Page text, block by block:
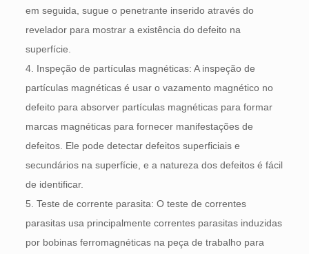
em seguida, sugue o penetrante inserido através do
revelador para mostrar a existência do defeito na
superfície.
4. Inspeção de partículas magnéticas: A inspeção de
partículas magnéticas é usar o vazamento magnético no
defeito para absorver partículas magnéticas para formar
marcas magnéticas para fornecer manifestações de
defeitos. Ele pode detectar defeitos superficiais e
secundários na superfície, e a natureza dos defeitos é fácil
de identificar.
5. Teste de corrente parasita: O teste de correntes
parasitas usa principalmente correntes parasitas induzidas
por bobinas ferromagnéticas na peça de trabalho para